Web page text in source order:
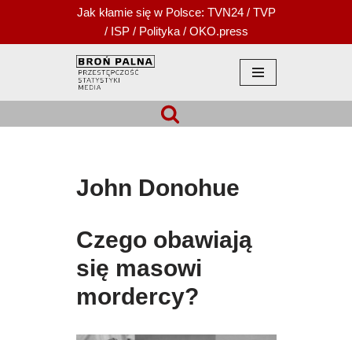
Przejdź
Jak kłamie się w Polsce: TVN24/ TVP
/ ISP/ Polityka/ OKO.press
John Donohue
Czego obawiają
się masowi
mordercy?